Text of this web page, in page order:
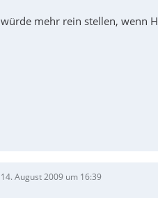
würde mehr rein stellen, wenn
14. August 2009 um 16:39